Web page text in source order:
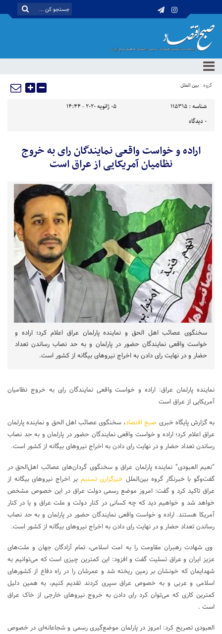
گروه : بین الملل
شناسه : 115315
05 ژانویه 2020 - 14:44
0 دیدگاه
اراده و خواست واقعی نمایندگان رای به خروج
نظامیان آمریکایی از عراق است
سخنگوی عصائب اهل الحق و نماینده پارلمان عراق اعلام کرد؛ اراده و
خواست واقعی نمایندگان حضور در پارلمان و به حد نصاب رساندن تعداد
حضار و در نهایت رای دادن به اخراج نیروهای بیگانه از کشور است.
نماینده پارلمان عراق: اراده و خواست واقعی نمایندگان رای به خروج نظامیان
آمریکایی از عراق است
به گزارش پایگاه خبری صبح اقتصاد، سخنگوی عصائب اهل الحق و نماینده پارلمان
عراق اعلام کرد؛ اراده و خواست واقعی نمایندگان حضور در پارلمان و به حد نصاب
رساندن تعداد حضار و در نهایت رای دادن به اخراج نیروهای بیگانه از کشور است.
“نعیم العبودی” نماینده پارلمان عراق و سخنگوی گردان‌های عصائب اهل‌الحق در
گفت‌وگو با خبرنگار گروه بین‌الملل خبرگزاری تسنیم بر اخراج نیروهای بیگانه از
عراق تاکید کرد و گفت: امروز موضع رسمی دولت عراق در این خصوص مشخص
خواهد شد و خواهیم دید که چه کسانی در کنار دولت و ملت عراق و یا در کنار
آمریکا هستند. اراده و خواست واقعی نمایندگان حضور در پارلمان و به حد نصاب
رساندن تعداد حضار و در نهایت رای دادن به اخراج نیروهای بیگانه از کشور است.
وی شهادت رهبران مقاومت را به امت اسلامی، تمام آزادگان جهان و ملت‌های
عزیز ایران و عراق تسلیت گفت و افزود: این کمترین چیزی است که می‌توانیم به
شهدایمان که خونشان بر زمین ریخته شد و عمرشان را در راه دفاع از کشورهای
اسلامی و عربی و به خصوص عراق سپری کردند تقدیم کنیم، به همین دلیل
کمترین کاری که می‌توان کرد رای دادن به خروج نیروهای خارجی از خاک عراق
است .
العبودی تصریح کرد: امروز در پارلمان موضع‌گیری رسمی و شجاعانه‌ای در خصوص